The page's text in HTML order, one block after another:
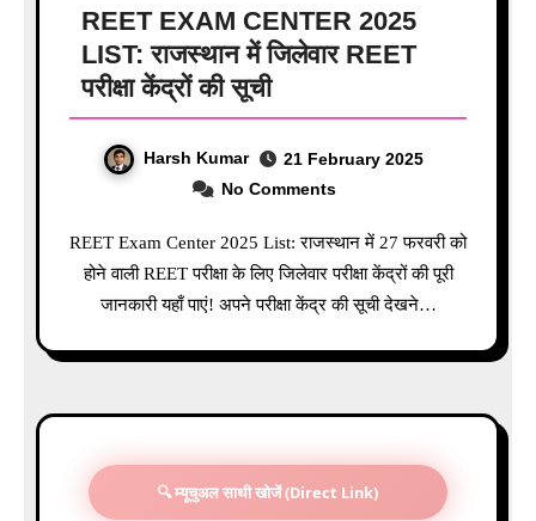
REET EXAM CENTER 2025
LIST: राजस्थान में जिलेवार REET
परीक्षा केंद्रों की सूची
Harsh Kumar
21 February 2025
No Comments
REET Exam Center 2025 List: राजस्थान में 27 फरवरी को
होने वाली REET परीक्षा के लिए जिलेवार परीक्षा केंद्रों की पूरी
जानकारी यहाँ पाएं! अपने परीक्षा केंद्र की सूची देखने…
🔍 म्यूचुअल साथी खोजें (Direct Link)